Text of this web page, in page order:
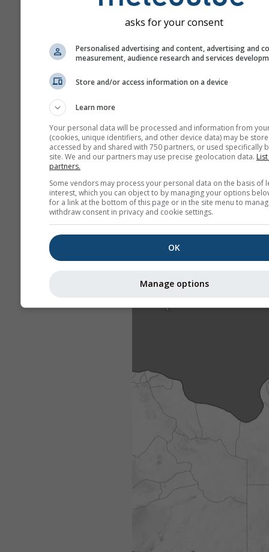
asks for your consent
Personalised advertising and content, advertising and
measurement, audience research and services
Store and/or access information on a device
Learn more
Your personal data will be processed and information from
(cookies, unique identifiers, and other device data) may be
accessed by and shared with 750 partners, or used specifically
site. We and our partners may use precise geolocation data.
partners.
Some vendors may process your personal data on the basis of
interest, which you can object to by managing your options
for a link at the bottom of this page or in the site menu to
withdraw consent in privacy and cookie settings.
OK
Manage options